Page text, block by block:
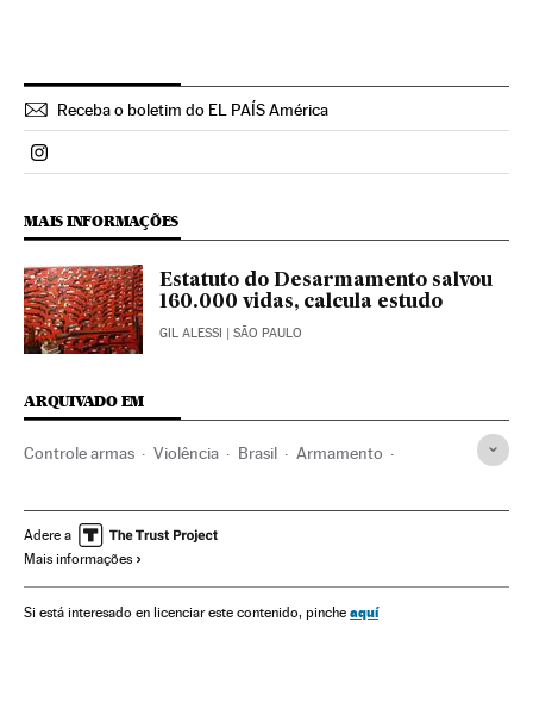
Receba o boletim do EL PAÍS América
Politica El País Brasil en Instagram
MAIS INFORMAÇÕES
Estatuto do Desarmamento salvou
160.000 vidas, calcula estudo
GIL ALESSI | SÃO PAULO
ARQUIVADO EM
Controle armas Violência Brasil Armamento
Acontecimentos América
Sociedade Bancada da Bala
Licença armas Associações políticas
Adere a
Mais informações
Si está interesado en licenciar este contenido, pinche aquí